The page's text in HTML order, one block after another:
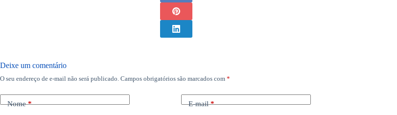
Deixe um comentário
O seu endereço de e-mail não será publicado. Campos obrigatórios são marcados com *
Nome* E-mail*